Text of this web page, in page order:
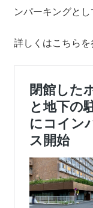
ンパーキングと
詳しくはこちらを